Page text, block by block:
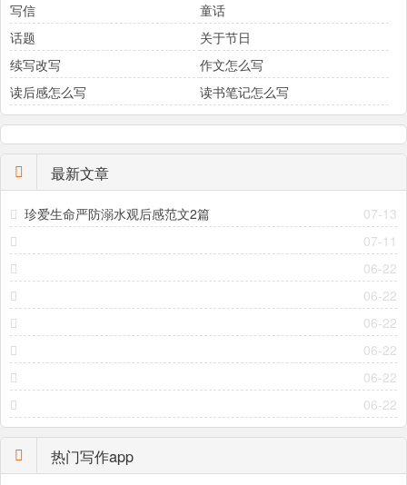
写信
童话
话题
关于节日
续写改写
作文怎么写
读后感怎么写
读书笔记怎么写
最新文章
07-13
珍爱生命严防溺水观后感范文2篇
07-11
06-22
06-22
06-22
06-22
06-22
06-22
热门写作app